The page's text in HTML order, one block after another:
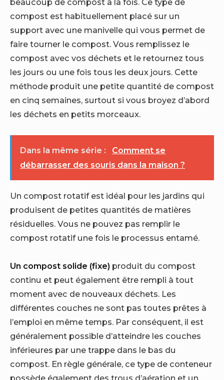
compost est habituellement placé sur un
support avec une manivelle qui vous permet de
faire tourner le compost. Vous remplissez le
compost avec vos déchets et le retournez tous
les jours ou une fois tous les deux jours. Cette
méthode produit une petite quantité de compost
en cinq semaines, surtout si vous broyez d’abord
les déchets en petits morceaux.
Dans la même série :
Comment se
débarrasser des souris dans la maison ?
Un compost rotatif est idéal pour les jardins qui
produisent de petites quantités de matières
résiduelles. Vous ne pouvez pas remplir le
compost rotatif une fois le processus entamé.
Un compost solide (fixe) produit du compost
continu et peut également être rempli à tout
moment avec de nouveaux déchets. Les
différentes couches ne sont pas toutes prêtes à
l’emploi en même temps. Par conséquent, il est
généralement possible d’atteindre les couches
inférieures par une trappe dans le bas du
compost. En règle générale, ce type de conteneur
possède également des trous d’aération et un